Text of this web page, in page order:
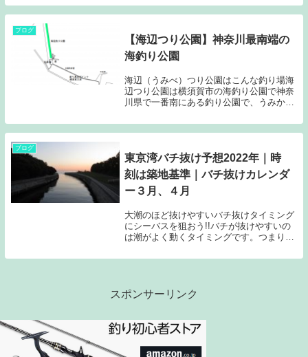
す）、回遊魚の実績が高く、夜釣りのタチ
ウオやエギングでも有名な釣り場です。投
イが釣れることもあります。
ブログ
【海辺つり公園】神奈川最南端の
海釣り公園
海辺（うみべ）つり公園はこんな釣り場海
辺つり公園は横須賀市の海釣り公園で神奈
川県で一番南にある釣り公園で、うみかぜ
のため、回遊魚の実績が高く、年によって
は、黒潮に乗って、イナダやソーダガツオ
ブログ
東京湾バチ抜け予想2022年｜時
刻は築地基準｜バチ抜けカレンダ
ー３月、４月
大潮のほど抜けやすいバチ抜けタイミング
にシーバスを狙おう!!バチが抜けやすいの
は潮がよく動くタイミングです。つまり、
く、大潮前後の中潮の日も潮がよく動くの
スポンサーリンク